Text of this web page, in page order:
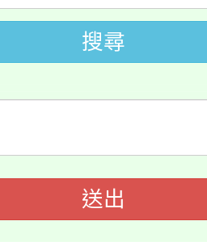
教師甄選結果(
文化大學推廣
》溝通分析基
學生輔導中心
商輔導、社會
報名參加。
縣政府辦理
園短影音徵選
章及活動海報
參加。
學年度學生
補助參觀特色
實施計畫」
「教育部表揚
展貢獻獎」
搜尋
送出